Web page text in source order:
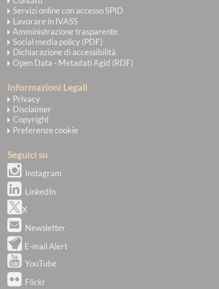
Servizi online con accesso SPID
Lavorare in IVASS
Amministrazione trasparente
Social media policy (PDF)
Dichiarazione di accessibilità
Open Data - Metadati Agid (RDF)
Informazioni Legali
Privacy
Disclaimer
Copyright
Preferenze cookie
Seguici su
Instagram
LinkedIn
X
Newsletter
E-mail Alert
YouTube
Flickr